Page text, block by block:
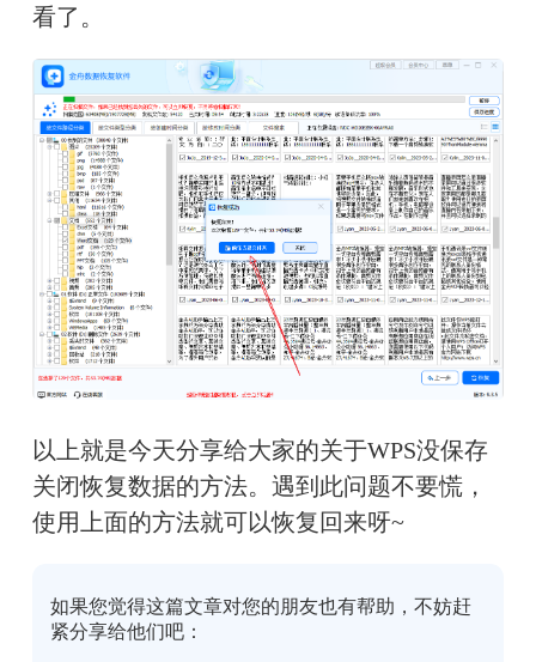
看了。
以上就是今天分享给大家的关于WPS没保存
关闭恢复数据的方法。遇到此问题不要慌，
使用上面的方法就可以恢复回来呀~
如果您觉得这篇文章对您的朋友也有帮助，不妨赶
紧分享给他们吧：